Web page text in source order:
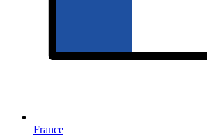
France